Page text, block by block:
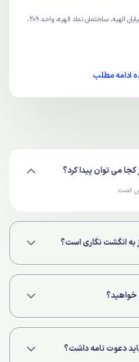
: تهران، خیابان الهیه، ساختمان نماد الهیه، واحد 209،
ادامه مطلب
می توان پیدا کرد؟
است.
به انگشت نگاری است؟
خواهید؟
ندارد.
دعوت نامه داشت؟